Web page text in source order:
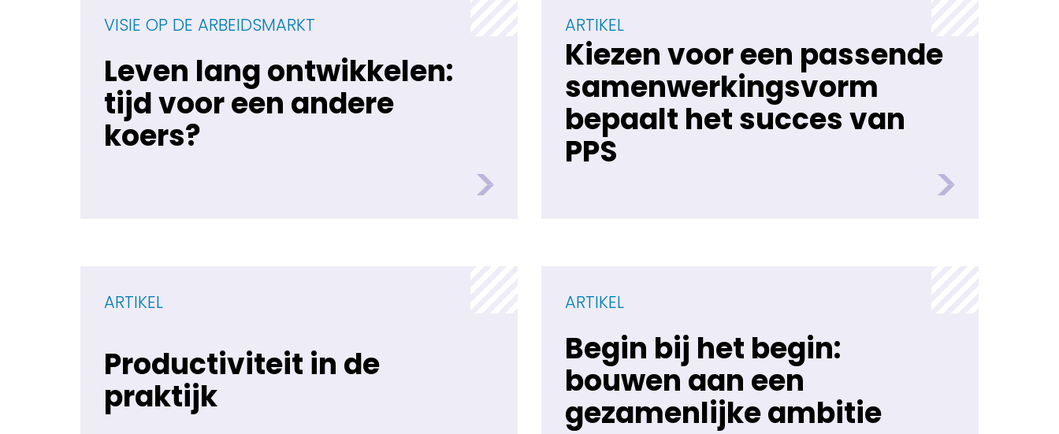
VISIE OP DE ARBEIDSMARKT
Leven lang ontwikkelen:
tijd voor een andere
koers?
ARTIKEL
Kiezen voor een passende
samenwerkingsvorm
bepaalt het succes van
PPS
ARTIKEL
Productiviteit in de
praktijk
ARTIKEL
Begin bij het begin:
bouwen aan een
gezamenlijke ambitie